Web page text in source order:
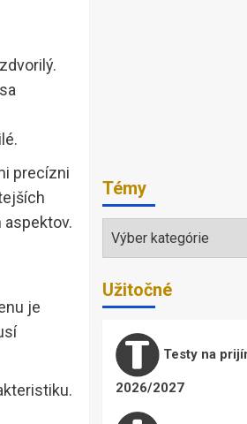
precízni
je
Témy
Témy
Užitočné
Testy na
2026/2027